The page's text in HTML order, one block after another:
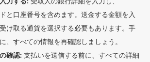
と口座番号を含めます。送金する金額を入
け取る通貨を選択する必要もあります。手
、すべての情報を再確認しましょう。
確認: 支払いを送信する前に、すべての詳細